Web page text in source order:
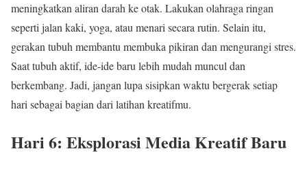
meningkatkan aliran darah ke otak. Lakukan olahraga ringan
seperti jalan kaki, yoga, atau menari secara rutin. Selain itu,
gerakan tubuh membantu membuka pikiran dan mengurangi stres.
Saat tubuh aktif, ide-ide baru lebih mudah muncul dan
berkembang. Jadi, jangan lupa sisipkan waktu bergerak setiap
hari sebagai bagian dari latihan kreatifmu.
Hari 6: Eksplorasi Media Kreatif Baru